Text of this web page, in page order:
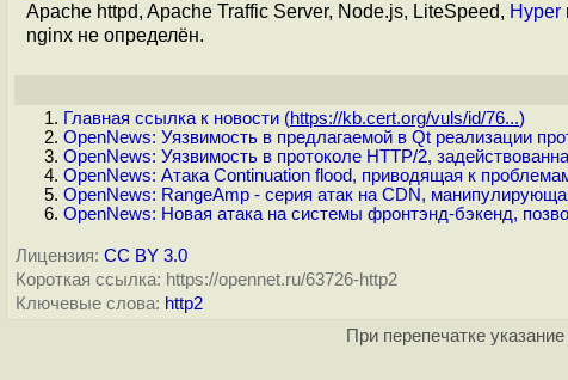
Apache httpd, Apache Traffic Server, Node.js, LiteSpeed, Hyper
nginx не определён.
Главная ссылка к новости (https://kb.cert.org/vuls/id/76...)
OpenNews: Уязвимость в предлагаемой в Qt реализации
OpenNews: Уязвимость в протоколе HTTP/2,
OpenNews: Атака Continuation flood, приводящая к
OpenNews: RangeAmp - серия атак на CDN,
OpenNews: Новая атака на системы фронтэнд-бэкенд,
Лицензия: CC BY 3.0
Короткая ссылка: https://opennet.ru/63726-http2
Ключевые слова: http2
При перепечатке